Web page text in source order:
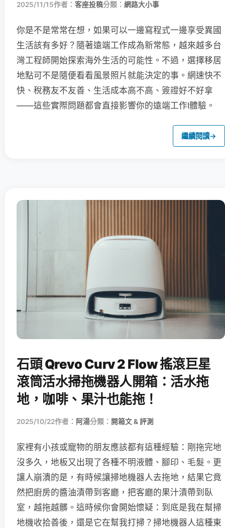
2025/11/15作者： 客座投稿分類： 網路大小事
你是不是常常在想，如果可以一邊寫程式一邊享受異國
生活該有多好？隨著遠端工作成為新常態，越來越多台
灣工程師開始探索海外生活的可能性。不過，選擇移居
地點可不是隨便看看風景照片就能決定的事。網速快不
快、稅務友不友善、生活成本高不高、簽證好不好拿
——這些實際問題都會直接影響你的遠端工作I體驗。
繼續閱讀→
石頭 Qrevo Curv 2 Flow 搖滾巨星
滾筒活水掃拖機器人開箱：活水拖
地，咖啡、果汁也能拖！
2025/10/22作者： 阿湯分類： 開箱文 & 評測
家裡有小孩或寵物的朋友應該都有這種經驗：剛拖完地
沒多久，地板又出現了各種不明液體、腳印、毛髮。更
讓人崩潰的是，有時候讓掃地機器人去拖地，結果它竟
然把廚房的醬油漬帶到客廳，把客廳的果汁漬帶到臥
室，越拖越髒。這時候你會開始懷疑：到底是我在幫掃
地機收拾善後，還是它在幫我打掃？掃地機器人這種東